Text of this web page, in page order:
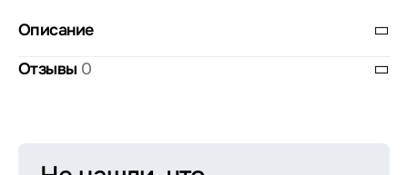
Описание
Отзывы 0